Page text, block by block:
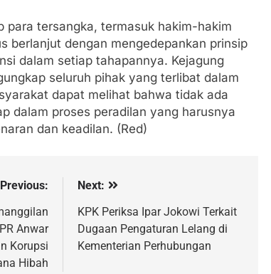
para tersangka, termasuk hakim-hakim
berlanjut dengan mengedepankan prinsip
dalam setiap tahapannya. Kejagung
seluruh pihak yang terlibat dalam
dapat melihat bahwa tidak ada
dalam proses peradilan yang harusnya
dan keadilan. (Red)
Previous:
Anwar
Korupsi
Hibah
Next:
KPK Periksa Ipar Jokowi Terkait
Dugaan Pengaturan Lelang di
Kementerian Perhubungan